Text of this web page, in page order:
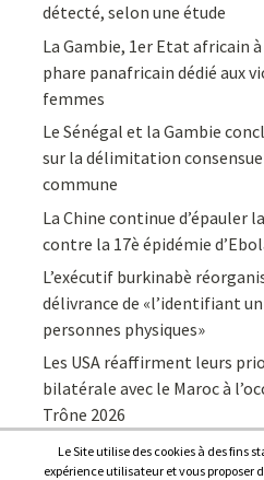
détecté, selon une étude
La Gambie, 1er Etat africain
phare panafricain dédié aux
femmes
Le Sénégal et la Gambie
sur la délimitation
commune
La Chine continue d’épauler
contre la 17è épidémie
L’exécutif burkinabè
délivrance de «l’identifiant
personnes physiques»
Les USA réaffirment leurs
bilatérale avec le Maroc à
Trône 2026
Le Site utilise des cookies à des fins
expérience utilisateur et vous proposer